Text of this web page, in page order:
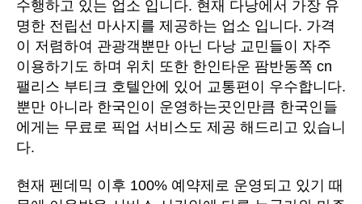
수행하고 있는 업소 입니다. 현재 다낭에서 가장 유
명한 전립선 마사지를 제공하는 업소 입니다. 가격
이 저렴하여 관광객뿐만 아닌 다낭 교민들이 자주
이용하기도 하며 위치 또한 한인타운 팜반동쪽 cn
팰리스 부티크 호텔안에 있어 교통편이 우수합니다.
뿐만 아니라 한국인이 운영하는곳인만큼 한국인들
에게는 무료로 픽업 서비스도 제공 해드리고 있습니
다.
현재 펜데믹 이후 100% 예약제로 운영되고 있기 때